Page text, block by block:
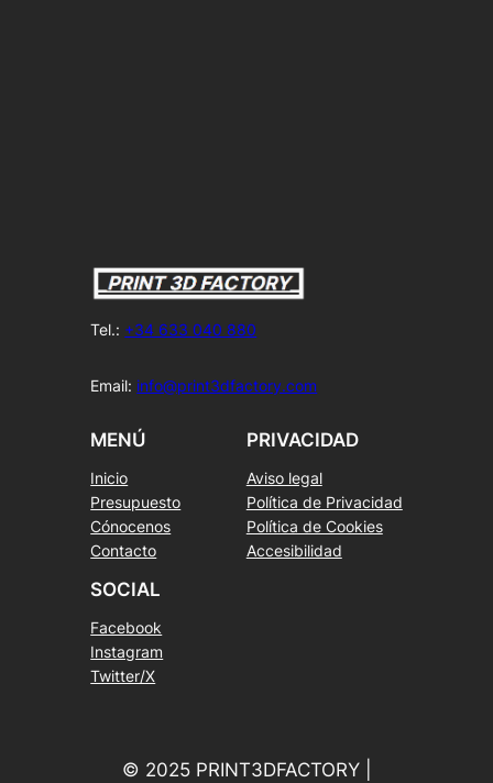
Tel.: +34 633 040 880
Email: info@print3dfactory.com
MENÚ
Inicio
Presupuesto
Cónocenos
Contacto
PRIVACIDAD
Aviso legal
Política de Privacidad
Política de Cookies
Accesibilidad
SOCIAL
Facebook
Instagram
Twitter/X
© 2025 PRINT3DFACTORY |